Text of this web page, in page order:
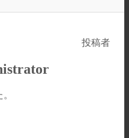
投稿者